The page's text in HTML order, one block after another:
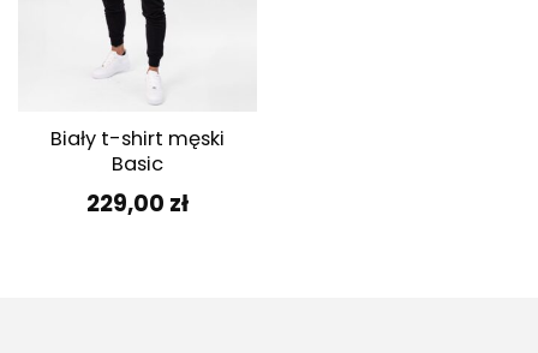
Biały t-shirt męski
Basic
229,00 zł